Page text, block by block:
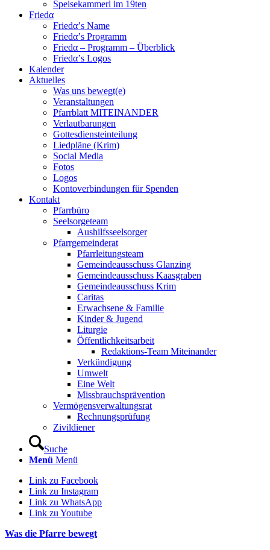
Speisekammerl im 19ten
Friedα
Friedα’s Name
Friedα’s Programm
Friedα – Programm – Überblick
Friedα’s Logos
Kalender
Aktuelles
Was uns bewegt(e)
Veranstaltungen
Pfarrblatt MITEINANDER
Verlautbarungen
Gottesdiensteinteilung
Liedpläne (Krim)
Social Media
Fotos
Logos
Kontoverbindungen für Spenden
Kontakt
Pfarrbüro
Seelsorgeteam
Aushilfsseelsorger
Pfarrgemeinderat
Pfarrleitungsteam
Gemeindeausschuss Glanzing
Gemeindeausschuss Kaasgraben
Gemeindeausschuss Krim
Caritas
Erwachsene & Familie
Kinder & Jugend
Liturgie
Öffentlichkeitsarbeit
Redaktions-Team Miteinander
Verkündigung
Umwelt
Eine Welt
Missbrauchsprävention
Vermögensverwaltungsrat
Rechnungsprüfung
Zivildiener
Suche
Menü Menü
Link zu Facebook
Link zu Instagram
Link zu WhatsApp
Link zu Youtube
Was die Pfarre bewegt